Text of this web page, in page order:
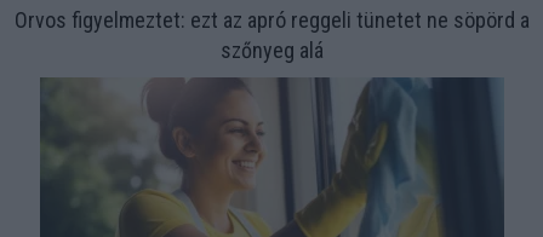
Orvos figyelmeztet: ezt az apró reggeli tünetet ne söpörd a
szőnyeg alá